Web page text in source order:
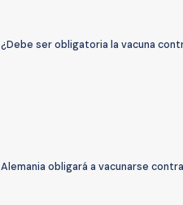
¿Debe ser obligatoria la vacuna
Alemania obligará a vacunarse